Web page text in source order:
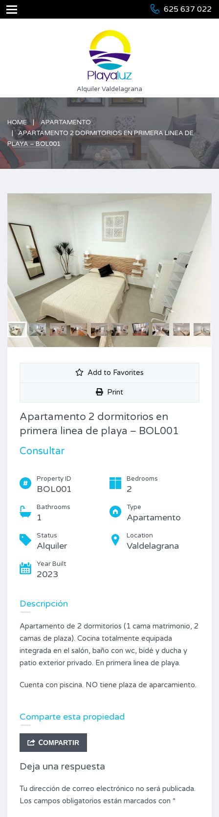
625 637 022
Alquiler Valdelagrana
HOME
APARTAMENTO
APARTAMENTO 2 DORMITORIOS EN PRIMERA LINEA DE
PLAYA – BOL001
Add to Favorites
Print
Apartamento 2 dormitorios en
primera linea de playa – BOL001
Consultar
Property ID
BOL001
Bedrooms
2
Bathrooms
1
Type
Apartamento
Status
Alquiler
Location
Valdelagrana
Year Built
2023
Descripción
Apartamento de 2 dormitorios (1 cama matrimonio, 2
camas de plaza). Cocina totalmente equipada
integrada en el salón, baño con wc, bidé y ducha y
patio exterior privado. En primera linea de playa.
Cuenta con piscina. NO tiene plaza de aparcamiento.
Comparte esta propiedad
COMPARTIR
Deja una respuesta
Tu dirección de correo electrónico no será publicada.
Los campos obligatorios están marcados con *